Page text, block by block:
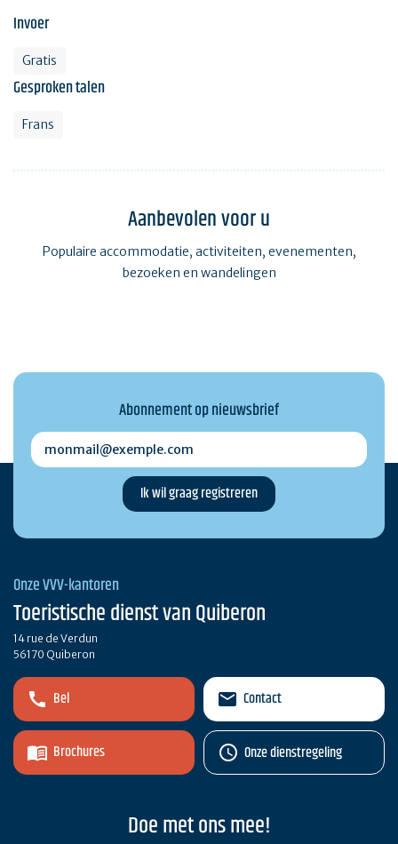
Invoer
Gratis
Gesproken talen
Frans
Aanbevolen voor u
Populaire accommodatie, activiteiten, evenementen,
bezoeken en wandelingen
Abonnement op nieuwsbrief
monmail@exemple.com
Onze VVV-kantoren
Toeristische dienst van Quiberon
14 rue de Verdun
56170 Quiberon
Bel
Brochures
Contact
Onze dienstregeling
Doe met ons mee!